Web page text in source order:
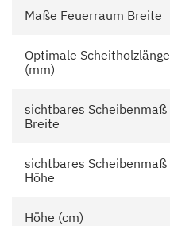
Maße Feuerraum Breite
Optimale Scheitholzlänge
(mm)
sichtbares Scheibenmaß
Breite
sichtbares Scheibenmaß
Höhe
Höhe (cm)